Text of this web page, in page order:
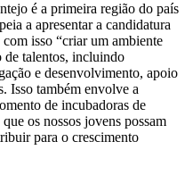
é a primeira região do país
a apresentar a candidatura
isso “criar um ambiente
de talentos, incluindo
e desenvolvimento, apoio
Isso também envolve a
de incubadoras de
os nossos jovens possam
para o crescimento